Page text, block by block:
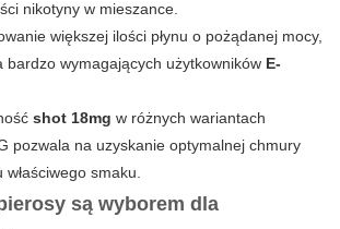
nikotyny w mieszance.
większej ilości płynu o pożądanej mocy,
bardzo wymagających użytkowników E-
shot 18mg w różnych wariantach
pozwala na uzyskanie optymalnej chmury
smaku.
są wyborem dla